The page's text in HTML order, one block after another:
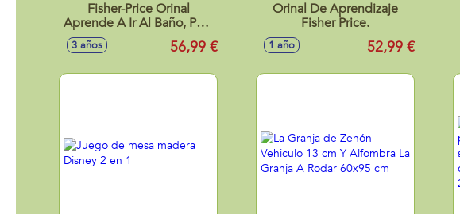
Fisher-Price Orinal
Aprende A Ir Al Baño, Para
Bebés Y Niños (Mattel
3 años 56,99 €
Orinal De Aprendizaje
Fisher Price.
1 año 52,99 €